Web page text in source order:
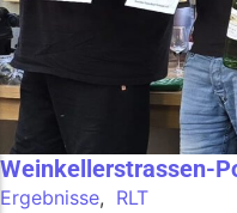
Weinkellerstrassen-
Ergebnisse, RLT